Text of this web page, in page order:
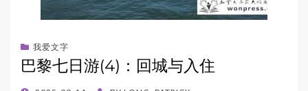
我爱文字
巴黎七日游(4)：回城与入住